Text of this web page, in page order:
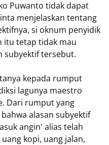
Puwanto tidak dapat
menjelaskan tentang
si oknum penyidik
itu tetap tidak mau
subyektif tersebut.
kepada rumput
lagunya maestro
Dari rumput yang
alasan subyektif
angin' alias telah
kopi, uang jalan,